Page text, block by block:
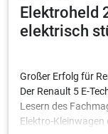
Elektroheld
elektrisch
Großer Erfolg für
Der Renault 5 E-
Lesern des
Elektro-